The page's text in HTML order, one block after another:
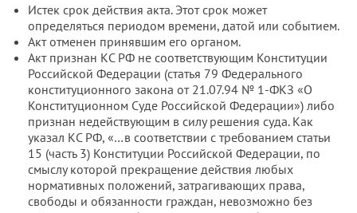
Истек срок действия акта. Этот срок может
определяться периодом времени, датой или событием.
Акт отменен принявшим его органом.
Акт признан КС РФ не соответствующим Конституции
Российской Федерации (статья 79 Федерального
конституционного закона от 21.07.94 № 1-ФКЗ «О
Конституционном Суде Российской Федерации») либо
признан недействующим в силу решения суда. Как
указал КС РФ, «…в соответствии с требованием статьи
15 (часть 3) Конституции Российской Федерации, по
смыслу которой прекращение действия любых
нормативных положений, затрагивающих права,
свободы и обязанности граждан, невозможно без